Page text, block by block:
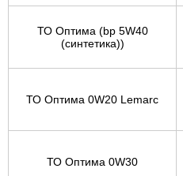
ТО Оптима (bp 5W40
(синтетика))
ТО Оптима 0W20 Lemarc
ТО Оптима 0W30